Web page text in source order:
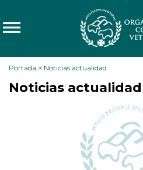
Portada > Noticias actualidad
Noticias actualidad